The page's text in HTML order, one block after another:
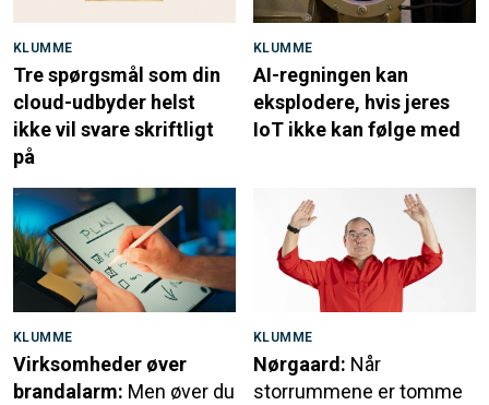
KLUMME
Tre spørgsmål som din
cloud-udbyder helst
ikke vil svare skriftligt
på
KLUMME
AI-regningen kan
eksplodere, hvis jeres
IoT ikke kan følge med
KLUMME
Virksomheder øver
brandalarm: Men øver du
KLUMME
Nørgaard: Når
storrummene er tomme